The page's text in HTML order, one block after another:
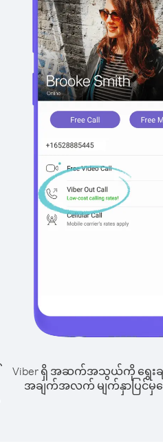
Viber ရှိ အဆက်အသွယ်ကို ရွေးခ
အချက်အလက် မျက်နှာပြင်မှနေ